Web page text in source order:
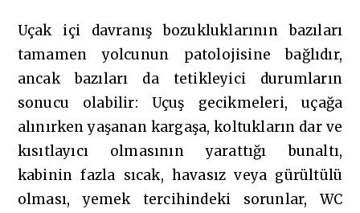
Uçak içi davranış bozukluklarının bazıları
tamamen yolcunun patolojisine bağlıdır,
ancak bazıları da tetikleyici durumların
sonucu olabilir: Uçuş gecikmeleri, uçağa
alınırken yaşanan kargaşa, koltukların dar ve
kısıtlayıcı olmasının yarattığı bunaltı,
kabinin fazla sıcak, havasız veya gürültülü
olması, yemek tercihindeki sorunlar, WC